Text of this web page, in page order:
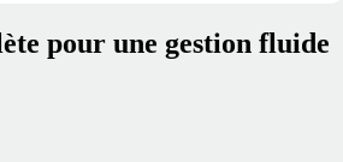
pour une gestion fluide